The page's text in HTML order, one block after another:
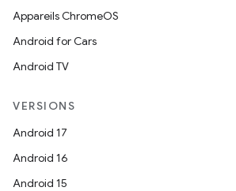
Appareils ChromeOS
Android for Cars
Android TV
VERSIONS
Android 17
Android 16
Android 15